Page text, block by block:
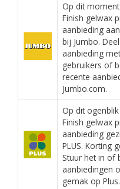
Op dit
Finish gelwax
aanbieding
bij Jumbo.
aanbieding
gebruikers of
recente
Jumbo.com.
Op dit
Finish gelwax
aanbieding
PLUS. Korting
Stuur het in of
aanbiedingen
gemak op